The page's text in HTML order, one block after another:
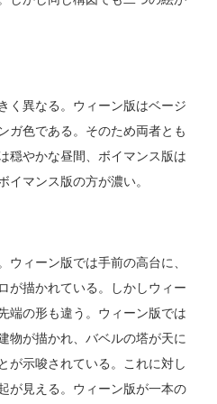
く異なる。ウィーン版はベージ
ガ色である。そのため両者とも
穏やかな昼間、ボイマンス版は
マンス版の方が濃い。
ィーン版では手前の高台に、
が描かれている。しかしウィー
端の形も違う。ウィーン版では
物が描かれ、バベルの塔が天に
が示唆されている。これに対し
が見える。ウィーン版が一本の